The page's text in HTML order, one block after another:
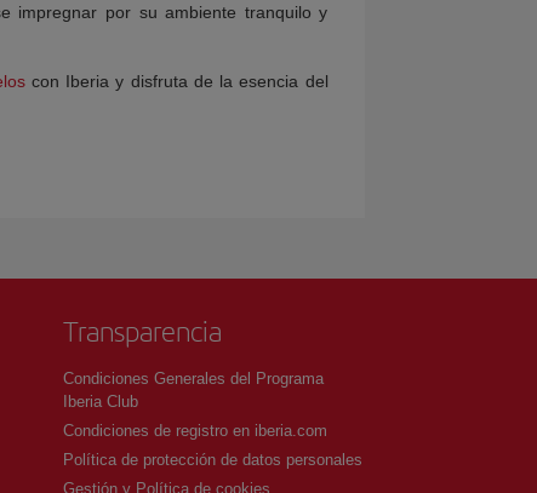
impregnar por su ambiente tranquilo y
con Iberia y disfruta de la esencia del
Transparencia
Condiciones Generales del Programa
Iberia Club
Condiciones de registro en iberia.com
Política de protección de datos personales
Gestión y Política de cookies